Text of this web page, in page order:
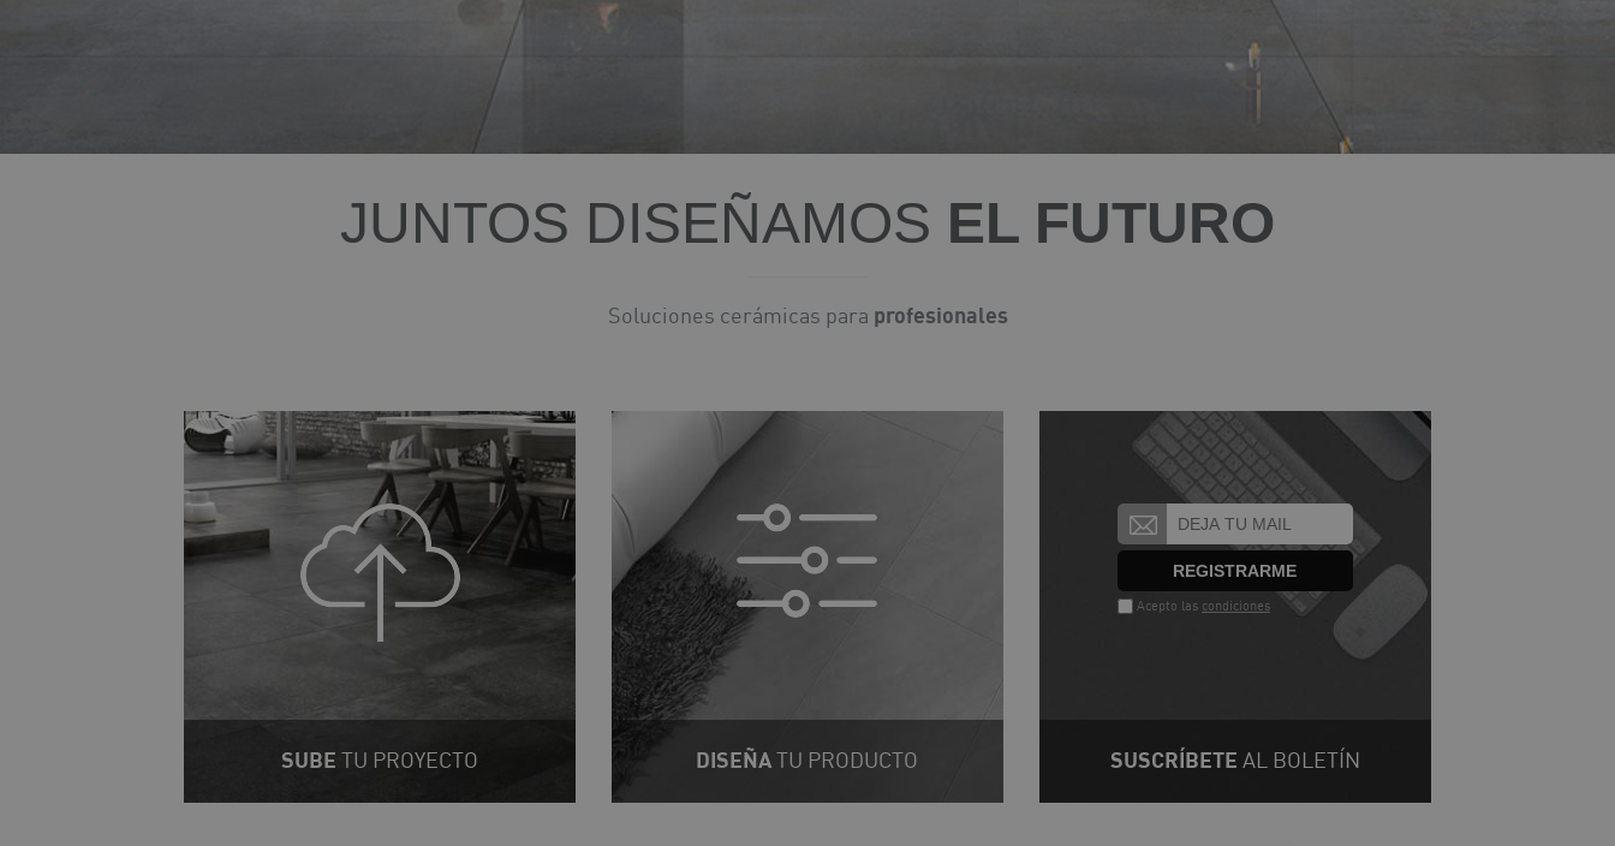
JUNTOS DISEÑAMOS EL FUTURO
Soluciones cerámicas para profesionales
SUBE TU PROYECTO DISEÑATU PRODUCTO SUSCRÍBETE AL BOLETÍN
REGISTRARME
Acepto las condiciones